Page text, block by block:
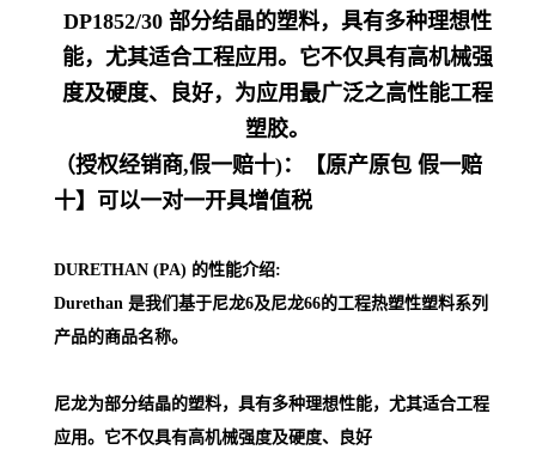
DP1852/30 部分结晶的塑料，具有多种理想性
能，尤其适合工程应用。它不仅具有高机械强
度及硬度、良好，为应用最广泛之高性能工程
塑胶。
（授权经销商,假一赔十)：【原产原包 假一赔
十】可以一对一开具增值税
DURETHAN (PA) 的性能介绍:
Durethan 是我们基于尼龙6及尼龙66的工程热塑性塑料系列
产品的商品名称。
尼龙为部分结晶的塑料，具有多种理想性能，尤其适合工程
应用。它不仅具有高机械强度及硬度、良好